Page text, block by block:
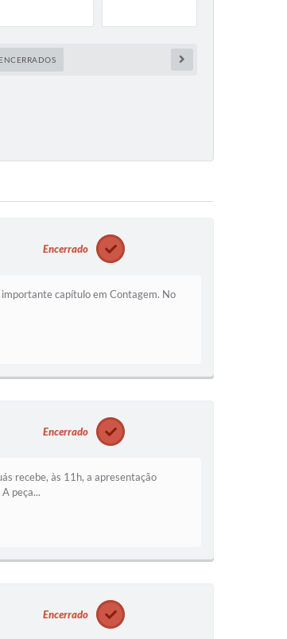
Encerrado
importante capítulo em Contagem. No
Encerrado
recebe, às 11h, a apresentação
peça...
Encerrado